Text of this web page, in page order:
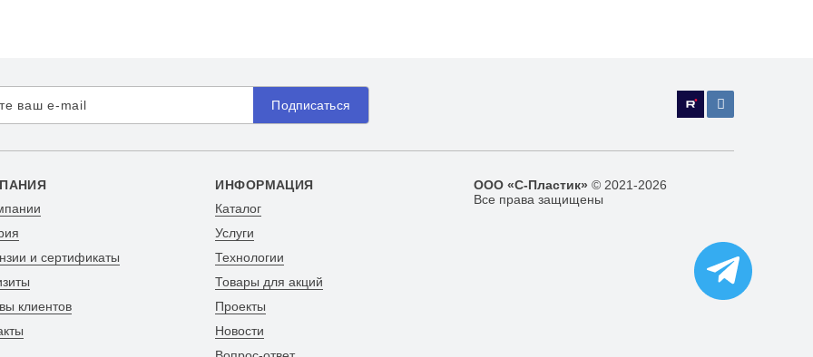
Подписаться
и сертификаты
клиентов
ИНФОРМАЦИЯ
Каталог
Услуги
Технологии
Товары для акций
Проекты
Новости
ООО «С-Пластик» © 2021-2026
Все права защищены